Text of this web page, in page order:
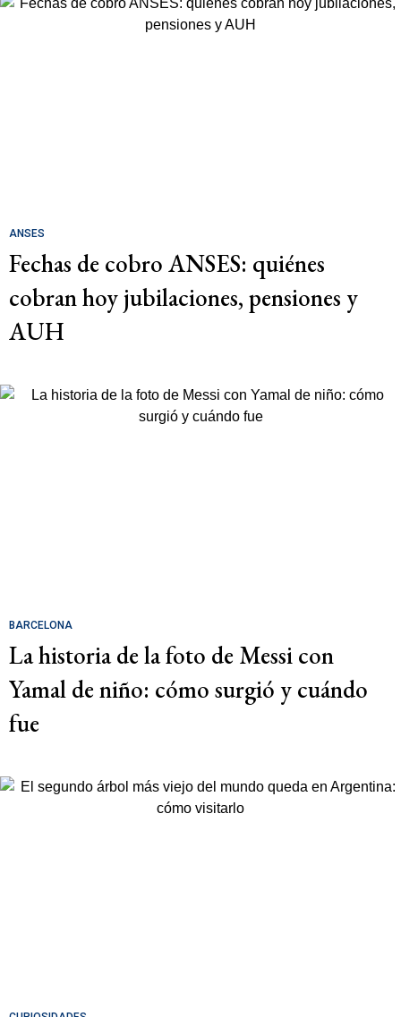
ANSES
Fechas de cobro ANSES: quiénes
cobran hoy jubilaciones, pensiones y
AUH
BARCELONA
La historia de la foto de Messi con
Yamal de niño: cómo surgió y cuándo
fue